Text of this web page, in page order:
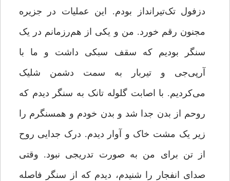
دزفول تک‌تیرانداز بودم. این عملیات در جزیره
مجنون رقم خورد. من و یکی از هم‌رزمانم در یک
سنگر بودیم که سقف سبکی داشت و ما با
آرپی‌جی و تیربار به سمت دشمن شلیک
می‌کردیم. با اصابت گلوله تانک به سنگر دیدم که
روحم از بدن جدا شد و بدن خودم و همسنگرم را
زیر یک مشت خاک و آوار ‌دیدم. درک جدایی روح
از تن برای من به ‌صورت تدریجی نبود. وقتی
صدای انفجار را شنیدم، دیدم که از سنگر فاصله